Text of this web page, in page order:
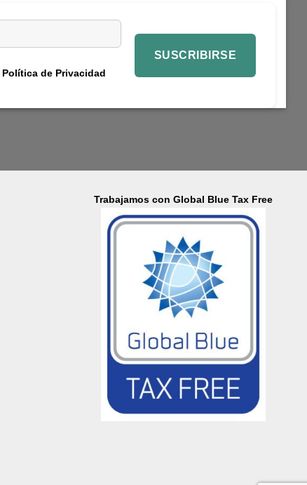
Política de Privacidad
Trabajamos con Global Blue Tax Free